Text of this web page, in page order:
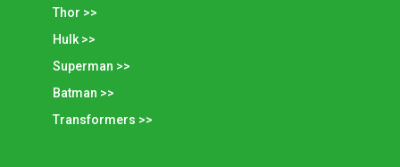
Thor >>
Hulk >>
Superman >>
Batman >>
Transformers >>